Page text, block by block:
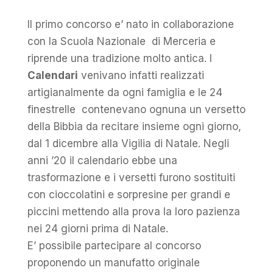
Il primo concorso e’ nato in collaborazione
con la Scuola Nazionale di Merceria e
riprende una tradizione molto antica. I
Calendari venivano infatti realizzati
artigianalmente da ogni famiglia e le 24
finestrelle contenevano ognuna un versetto
della Bibbia da recitare insieme ogni giorno,
dal 1 dicembre alla Vigilia di Natale. Negli
anni ’20 il calendario ebbe una
trasformazione e i versetti furono sostituiti
con cioccolatini e sorpresine per grandi e
piccini mettendo alla prova la loro pazienza
nei 24 giorni prima di Natale.
E’ possibile partecipare al concorso
proponendo un manufatto originale